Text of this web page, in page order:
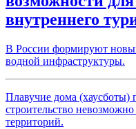
внутреннего
В России формируют
водной инфраструктуры.
Плавучие дома (хаусботы)
строительство
территорий.